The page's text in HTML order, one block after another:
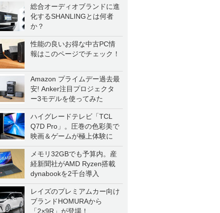
総合オーディオブランドに進
化するSHANLINGとは何者
か？
性能の良いお得な中古PC情
報はこのページでチェック！
Amazon プライムデー過去最
安! Anker注目プロジェクタ
ー3モデルを使ってみた
ハイグレードテレビ「TCL
Q7D Pro」。圧巻の色彩美で
映画＆ゲームが極上体験に
メモリ32GBでも予算内。産
経新聞社がAMD Ryzen搭載
dynabookを2千台導入
レイズのプレミアムカー向け
ブランドHOMURAから
「2×9R」が登場！